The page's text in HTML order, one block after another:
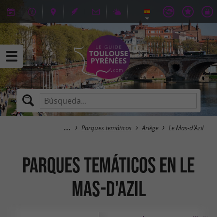
Parques temáticos Ariège Le Mas-d'Azil
Parques temáticos en Le
Mas-d'Azil